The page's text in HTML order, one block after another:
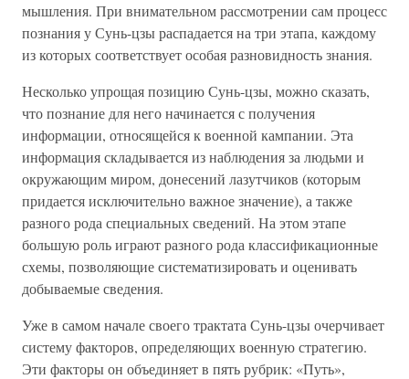
мышления. При внимательном рассмотрении сам процесс
познания у Сунь-цзы распадается на три этапа, каждому
из которых соответствует особая разновидность знания.
Несколько упрощая позицию Сунь-цзы, можно сказать,
что познание для него начинается с получения
информации, относящейся к военной кампании. Эта
информация складывается из наблюдения за людьми и
окружающим миром, донесений лазутчиков (которым
придается исключительно важное значение), а также
разного рода специальных сведений. На этом этапе
большую роль играют разного рода классификационные
схемы, позволяющие систематизировать и оценивать
добываемые сведения.
Уже в самом начале своего трактата Сунь-цзы очерчивает
систему факторов, определяющих военную стратегию.
Эти факторы он объединяет в пять рубрик: «Путь»,